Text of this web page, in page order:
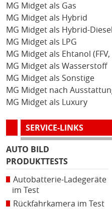
MG Midget als Gas
MG Midget als Hybrid
MG Midget als Hybrid-Diesel
MG Midget als LPG
MG Midget als Ehtanol (FFV,
MG Midget als Wasserstoff
MG Midget als Sonstige
MG Midget nach
MG Midget als Luxury
SERVICE-LINKS
AUTO BILD
PRODUKTTESTS
Autobatterie-Ladegeräte
im Test
Rückfahrkamera im Test